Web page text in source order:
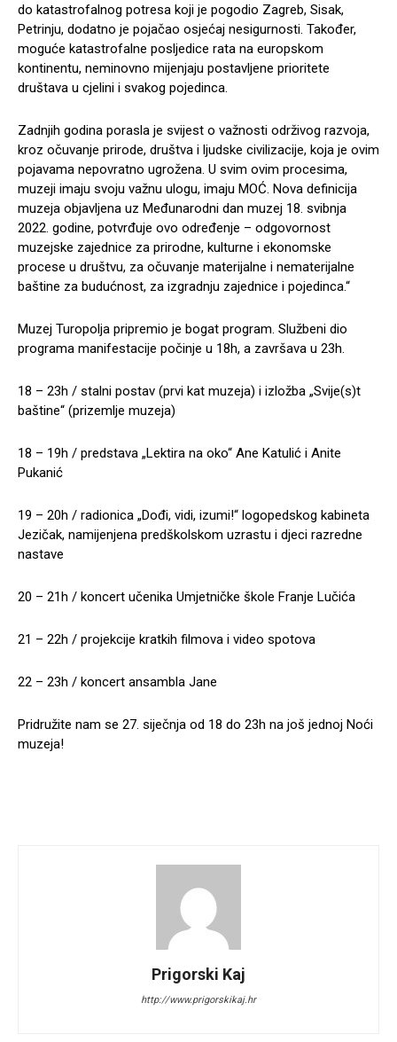
do katastrofalnog potresa koji je pogodio Zagreb, Sisak,
Petrinju, dodatno je pojačao osjećaj nesigurnosti. Također,
moguće katastrofalne posljedice rata na europskom
kontinentu, neminovno mijenjaju postavljene prioritete
društava u cjelini i svakog pojedinca.
Zadnjih godina porasla je svijest o važnosti održivog razvoja,
kroz očuvanje prirode, društva i ljudske civilizacije, koja je ovim
pojavama nepovratno ugrožena. U svim ovim procesima,
muzeji imaju svoju važnu ulogu, imaju MOĆ. Nova definicija
muzeja objavljena uz Međunarodni dan muzej 18. svibnja
2022. godine, potvrđuje ovo određenje – odgovornost
muzejske zajednice za prirodne, kulturne i ekonomske
procese u društvu, za očuvanje materijalne i nematerijalne
baštine za budućnost, za izgradnju zajednice i pojedinca.“
Muzej Turopolja pripremio je bogat program. Službeni dio
programa manifestacije počinje u 18h, a završava u 23h.
18 – 23h / stalni postav (prvi kat muzeja) i izložba „Svije(s)t
baštine“ (prizemlje muzeja)
18 – 19h / predstava „Lektira na oko“ Ane Katulić i Anite
Pukanić
19 – 20h / radionica „Dođi, vidi, izumi!“ logopedskog kabineta
Jezičak, namijenjena predškolskom uzrastu i djeci razredne
nastave
20 – 21h / koncert učenika Umjetničke škole Franje Lučića
21 – 22h / projekcije kratkih filmova i video spotova
22 – 23h / koncert ansambla Jane
Pridružite nam se 27. siječnja od 18 do 23h na još jednoj Noći
muzeja!
Prigorski Kaj
http://www.prigorskikaj.hr